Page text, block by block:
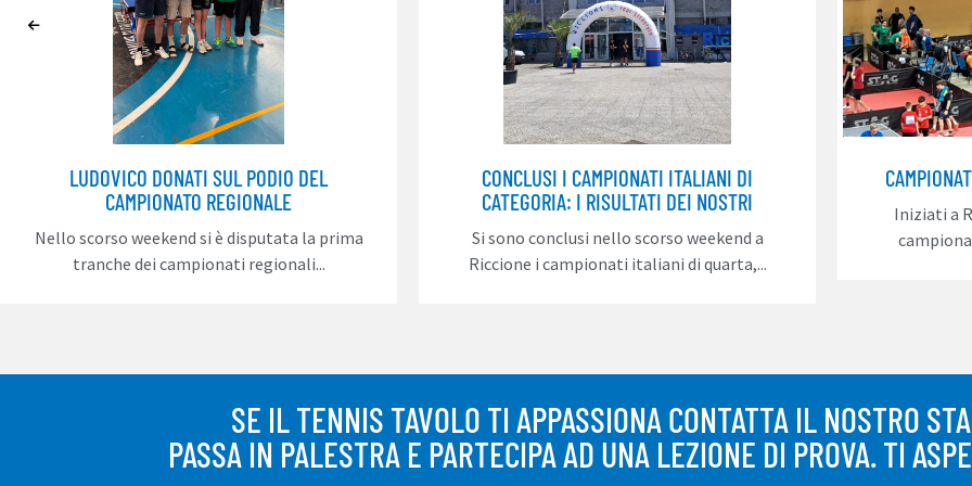
LUDOVICO DONATI SUL PODIO DEL
CAMPIONATO REGIONALE
Nello scorso weekend si è disputata la prima
tranche dei campionati regionali...
CONCLUSI I CAMPIONATI ITALIANI DI
CATEGORIA: I RISULTATI DEI NOSTRI
Si sono conclusi nello scorso weekend a
Riccione i campionati italiani di quarta,...
Iniziati a
SE IL TENNIS TAVOLO TI APPASSIONA CONTATTA IL NOSTRO
PASSA IN PALESTRA E PARTECIPA AD UNA LEZIONE DI PROVA. TI